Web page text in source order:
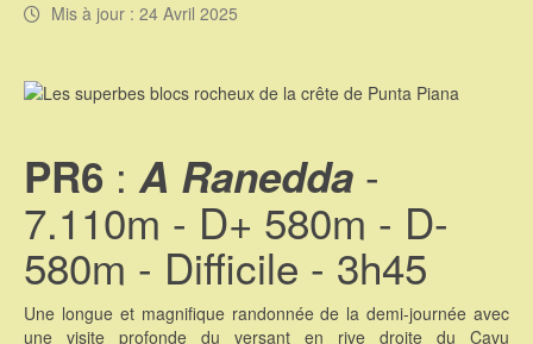
Mis à jour : 24 Avril 2025
PR6 :A Ranedda -
7.110m - D+ 580m - D-
580m - Difficile - 3h45
Une longue et magnifique randonnée de la demi-journée avec
une visite profonde du versant en rive droite du Cavu